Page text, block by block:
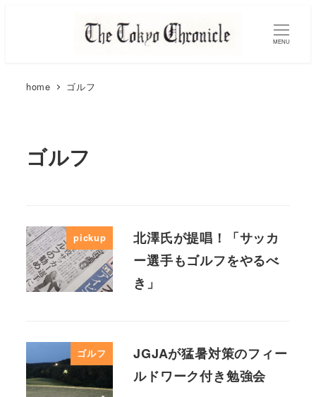
MENU
home ゴルフ
ゴルフ
pickup
北澤氏が提唱！「サッカ
ー選手もゴルフをやるべ
き」
ゴルフ
JGJAが猛暑対策のフィー
ルドワーク付き勉強会